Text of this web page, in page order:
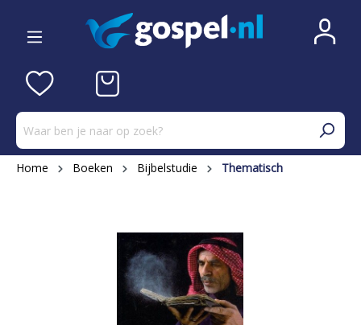
Home Boeken Bijbelstudie Thematisch